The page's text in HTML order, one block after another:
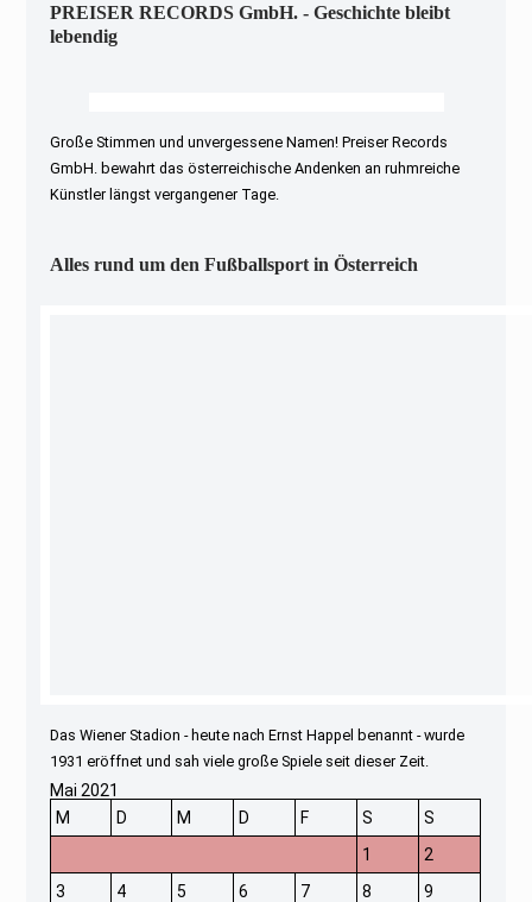
PREISER RECORDS GmbH. - Geschichte bleibt
lebendig
Große Stimmen und unvergessene Namen! Preiser Records
GmbH. bewahrt das österreichische Andenken an ruhmreiche
Künstler längst vergangener Tage.
Alles rund um den Fußballsport in Österreich
Das Wiener Stadion - heute nach Ernst Happel benannt - wurde
1931 eröffnet und sah viele große Spiele seit dieser Zeit.
Mai 2021
M
D M D F S
S
1
2
3
4 5 6 7 8 9